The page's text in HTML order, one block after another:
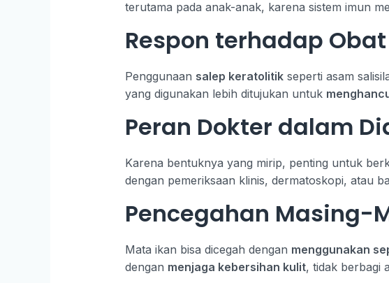
terutama pada anak-anak, karena sistem imun
Respon terhadap
Penggunaan salep keratolitikseperti asam
yang digunakan lebih ditujukan untuk
Peran Dokter dalam
Karena bentuknya yang mirip, penting untuk
dengan pemeriksaan klinis, dermatoskopi, atau
Pencegahan Masing-
Mata ikan bisa dicegah dengan menggunakan
dengan menjaga kebersihan kulit, tidak berbagi